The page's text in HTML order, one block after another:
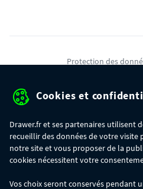
Protection des
Gérer mes
commande :
Cookies et
Drawer.fr et ses partenaires utilisent
recueillir des données de votre
notre site et vous proposer de la
cookies nécessitent votre
Vos choix seront conservés pendant